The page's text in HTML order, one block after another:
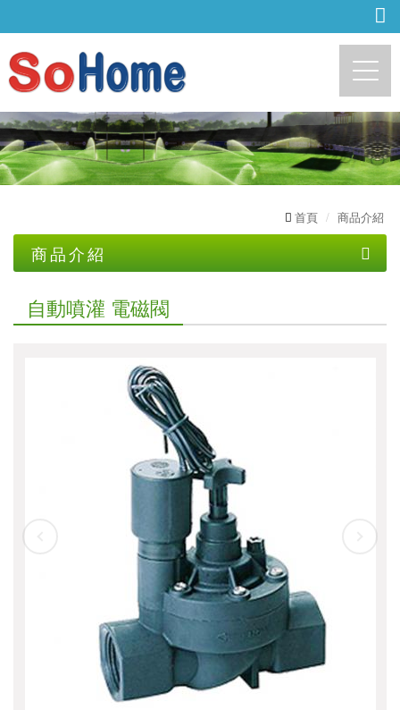
http://sohome.com.tw
首頁 商品介紹
商品介紹
自動噴灌 電磁閥
自動噴灌 過濾器
自動噴灌 滴灌 微噴霧
自動噴灌 電磁閥